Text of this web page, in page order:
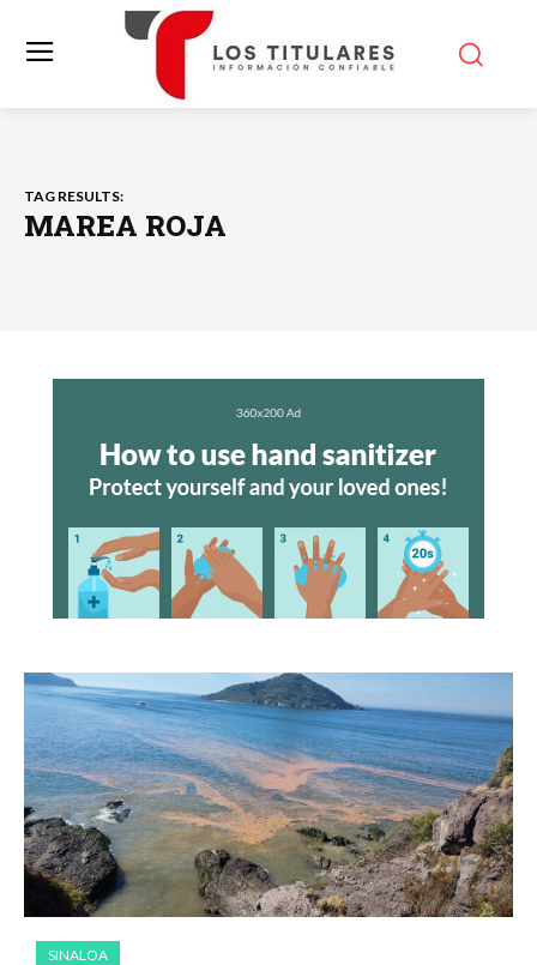
TAG RESULTS:
MAREA ROJA
SINALOA